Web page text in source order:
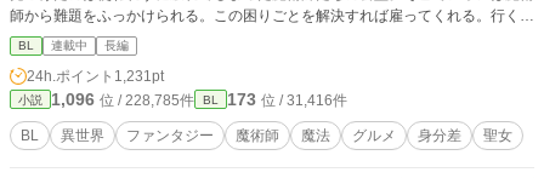
師から難題をふっかけられる。この困りごとを解決すれば雇ってくれる。行く当
てのないレオンは、努力と根性と、わずかな聖女スキルで料理に挑むこと
に……。 ※章ごとに短期集中連載予定
BL 連載中 長編
24h.ポイント 1,231pt
小説 1,096 位 / 228,785件 BL 173 位 / 31,416件
BL 異世界 ファンタジー 魔術師 魔法 グルメ 身分差 聖女